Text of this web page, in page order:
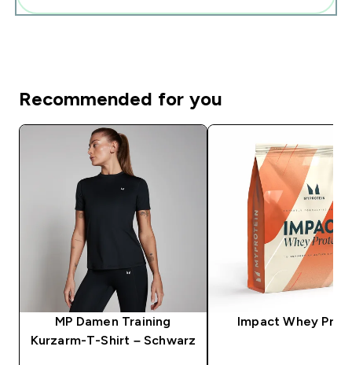
Recommended for you
MP Damen Training
Kurzarm-T-Shirt – Schwarz
Impact Whey